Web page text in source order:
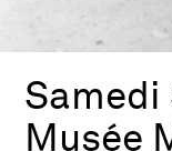
Samedi
Musée